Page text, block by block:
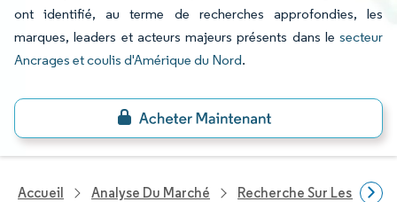
ont identifié, au terme de recherches approfondies, les
marques, leaders et acteurs majeurs présents dans le secteur
Ancrages et coulis d'Amérique du Nord.
Accueil Analyse Du Marché Recherche Sur Les